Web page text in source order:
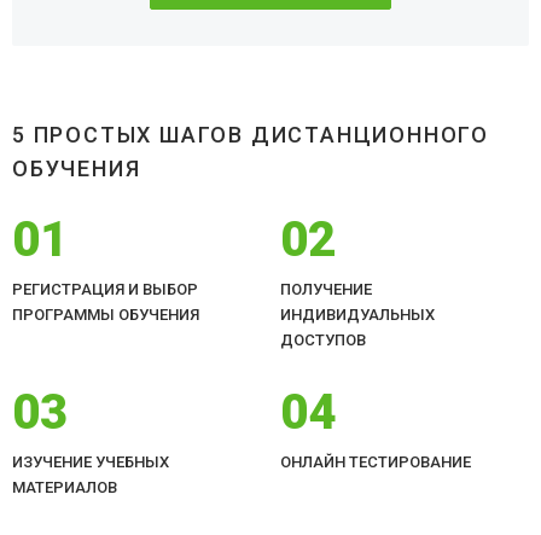
5 ПРОСТЫХ ШАГОВ ДИСТАНЦИОННОГО
ОБУЧЕНИЯ
01
РЕГИСТРАЦИЯ И ВЫБОР
ПРОГРАММЫ ОБУЧЕНИЯ
02
ПОЛУЧЕНИЕ
ИНДИВИДУАЛЬНЫХ
ДОСТУПОВ
03
ИЗУЧЕНИЕ УЧЕБНЫХ
МАТЕРИАЛОВ
04
ОНЛАЙН ТЕСТИРОВАНИЕ